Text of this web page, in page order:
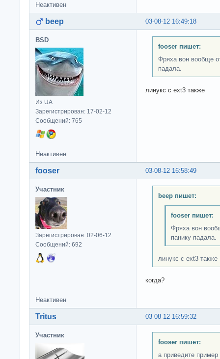
Неактивен
03-08-12 16:49:18
beep
BSD
Из UA
Зарегистрирован: 17-02-12
Сообщений: 765
fooser пишет:
Фряха вон вообще
падала.
линукс с ext3 также
Неактивен
03-08-12 16:58:49
fooser
Участник
Зарегистрирован: 02-06-12
Сообщений: 692
beep пишет:
fooser пишет:
Фряха вон
панику падала.
линукс с ext3 также
когда?
Неактивен
03-08-12 16:59:32
Tritus
Участник
fooser пишет:
а приведите пример